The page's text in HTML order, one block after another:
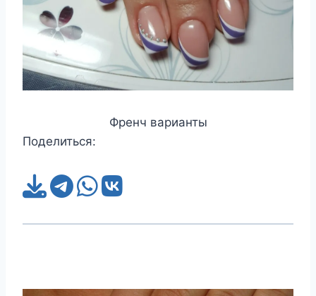
Френч варианты
Поделиться: